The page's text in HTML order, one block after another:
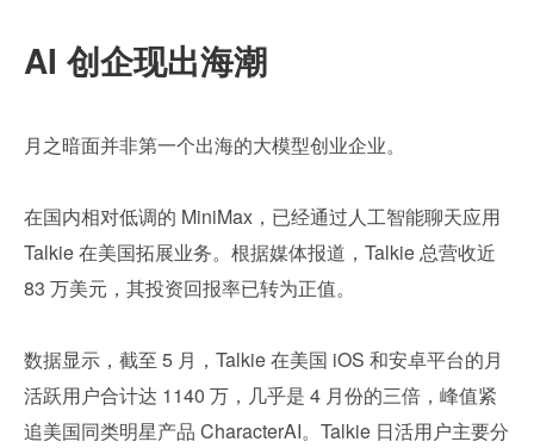
AI 创企现出海潮
月之暗面并非第一个出海的大模型创业企业。
在国内相对低调的 MiniMax，已经通过人工智能聊天应用
Talkie 在美国拓展业务。根据媒体报道，Talkie 总营收近
83 万美元，其投资回报率已转为正值。
数据显示，截至 5 月，Talkie 在美国 iOS 和安卓平台的月
活跃用户合计达 1140 万，几乎是 4 月份的三倍，峰值紧
追美国同类明星产品 CharacterAI。Talkie 日活用户主要分